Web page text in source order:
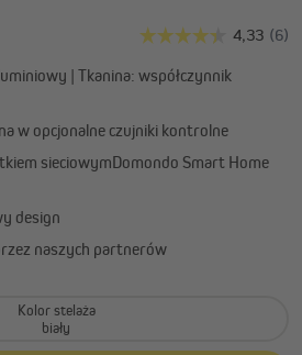
| Tkanina: współczynnik
w opcjonalne czujniki kontrolne
sieciowymDomondo Smart Home
design
naszych partnerów
Kolor stelaża
biały